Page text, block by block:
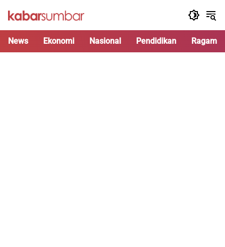
News Ekonomi Nasional Pendidikan Ragam